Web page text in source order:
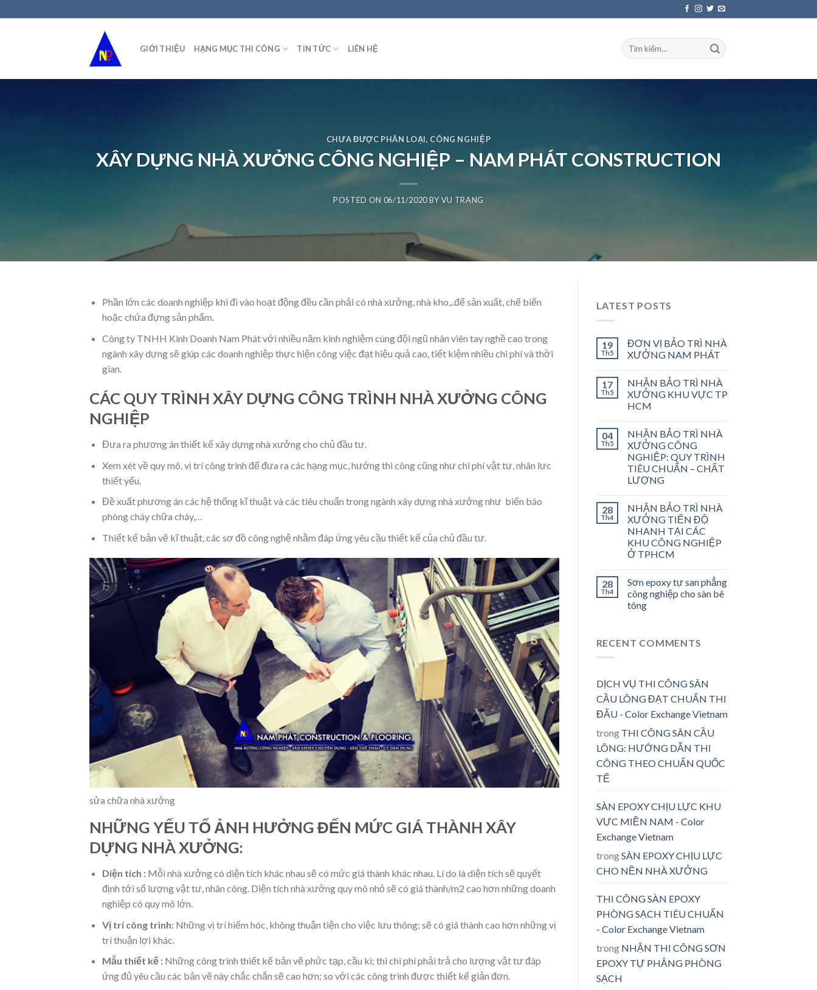
to
GIỚI THIỆU HẠNG MỤC THI CÔNG TIN TỨC LIÊN HỆ
CHƯA ĐƯỢC PHÂN LOẠI, CÔNG NGHIỆP
XÂY DỰNG NHÀ XƯỞNG CÔNG NGHIỆP – NAM PHÁT CONSTRUCTION
POSTED ON 06/11/2020BYVU TRANG
Phần lớn các doanh nghiệp khi đi vào hoạt động đều cần phải có nhà xưởng, nhà kho,..để sản xuất, chế biến
hoặc chứa đựng sản phẩm.
Công ty TNHH Kinh Doanh Nam Phát với nhiều năm kinh nghiệm cùng đội ngũ nhân viên tay nghề cao trong
ngành xây dựng sẽ giúp các doanh nghiệp thực hiện công việc đạt hiệu quả cao, tiết kiệm nhiều chi phí và thời
gian.
CÁC QUY TRÌNH XÂY DỰNG CÔNG TRÌNH NHÀ XƯỞNG CÔNG
NGHIỆP
Đưa ra phương án thiết kế xây dựng nhà xưởng cho chủ đầu tư.
Xem xét về quy mô, vị trí công trình để đưa ra các hạng mục, hướng thi công cũng như chi phí vật tư, nhân lực
thiết yếu.
Đề xuất phương án các hệ thống kĩ thuật và các tiêu chuẩn trong ngành xây dựng nhà xưởng như biển báo
phòng cháy chữa cháy,…
Thiết kế bản vẽ kĩ thuật, các sơ đồ công nghệ nhằm đáp ứng yêu cầu thiết kế của chủ đầu tư.
sửa chữa nhà xưởng
NHỮNG YẾU TỐ ẢNH HƯỞNG ĐẾN MỨC GIÁ THÀNH XÂY
DỰNG NHÀ XƯỞNG:
Diện tích : Mỗi nhà xưởng có diện tích khác nhau sẽ có mức giá thành khác nhau. Lí do là diện tích sẽ quyết
định tới số lượng vật tư, nhân công. Diện tích nhà xưởng quy mô nhỏ sẽ có giá thành/m2 cao hơn những doanh
nghiệp có quy mô lớn.
Vị trí công trình: Những vị trí hiểm hóc, không thuận tiện cho việc lưu thông; sẽ có giá thành cao hơn những vị
trí thuận lợi khác.
Mẫu thiết kế : Những công trình thiết kế bản vẽ phức tạp, cầu kì; thì chi phí phải trả cho lượng vật tư đáp
ứng đủ yêu cầu các bản vẽ này chắc chắn sẽ cao hơn; so với các công trình được thiết kế giản đơn.
LATEST POSTS
19
Th5
ĐƠN VỊ BẢO TRÌ NHÀ
XƯỞNG NAM PHÁT
17
Th5
NHẬN BẢO TRÌ NHÀ
XƯỞNG KHU VỰC TP
HCM
04
Th5
NHẬN BẢO TRÌ NHÀ
XƯỞNG CÔNG
NGHIỆP: QUY TRÌNH
TIÊU CHUẨN – CHẤT
LƯỢNG
28
Th4
NHẬN BẢO TRÌ NHÀ
XƯỞNG TIẾN ĐỘ
NHANH TẠI CÁC
KHU CÔNG NGHIỆP
Ở TPHCM
28
Th4
Sơn epoxy tự san phẳng
công nghiệp cho sàn bê
tông
RECENT COMMENTS
DỊCH VỤ THI CÔNG SÂN
CẦU LÔNG ĐẠT CHUẨN THI
ĐẤU - Color Exchange Vietnam
trong THI CÔNG SÂN CẦU
LÔNG: HƯỚNG DẪN THI
CÔNG THEO CHUẨN QUỐC
TẾ
SÀN EPOXY CHỊU LỰC KHU
VỰC MIỀN NAM - Color
Exchange Vietnam
trongSÀN EPOXY CHỊU LỰC
CHO NỀN NHÀ XƯỞNG
THI CÔNG SÀN EPOXY
PHÒNG SẠCH TIÊU CHUẨN
- Color Exchange Vietnam
trong NHẬN THI CÔNG SƠN
EPOXY TỰ PHẲNG PHÒNG
SẠCH